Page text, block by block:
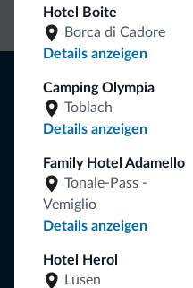
Hotel Boite
Borca di Cadore
Details anzeigen
Camping Olympia
Toblach
Details anzeigen
Family Hotel Adamello
Tonale-Pass -
Vemiglio
Details anzeigen
Hotel Herol
LüsenFolgen Sie
Tipps aus
Sie erhalten
Neuigkeiten für Ihren